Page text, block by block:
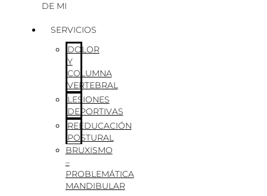
DE MI
SERVICIOS
DOLOR
Y
COLUMNA
VERTEBRAL
LESIONES
DEPORTIVAS
REEDUCACIÓN
POSTURAL
BRUXISMO
–
PROBLEMÁTICA
MANDIBULAR